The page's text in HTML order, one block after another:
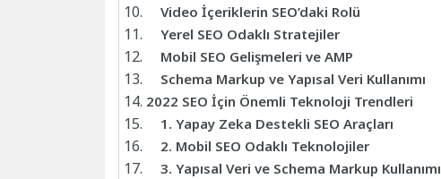
Video İçeriklerin SEO’daki Rolü
Yerel SEO Odaklı Stratejiler
Mobil SEO Gelişmeleri ve AMP
Schema Markup ve Yapısal Veri Kullanımı
2022 SEO İçin Önemli Teknoloji Trendleri
1. Yapay Zeka Destekli SEO Araçları
2. Mobil SEO Odaklı Teknolojiler
3. Yapısal Veri ve Schema Markup Kullanımı